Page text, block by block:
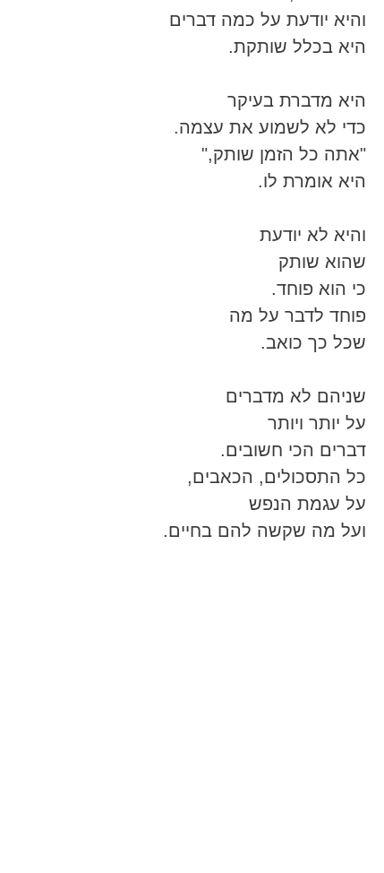
והיא יודעת על כמה דברים
היא בכלל שותקת.
היא מדברת בעיקר
כדי לא לשמוע את עצמה.
"אתה כל הזמן שותק,"
היא אומרת לו.
והיא לא יודעת
שהוא שותק
כי הוא פוחד.
פוחד לדבר על מה
שכל כך כואב.
שניהם לא מדברים
על יותר ויותר
דברים הכי חשובים.
כל התסכולים, הכאבים,
על עגמת הנפש
ועל מה שקשה להם בחיים.